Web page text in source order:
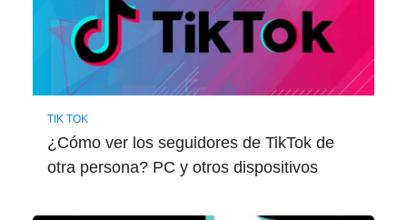
TIK TOK
¿Cómo ver los seguidores de TikTok de
otra persona? PC y otros dispositivos